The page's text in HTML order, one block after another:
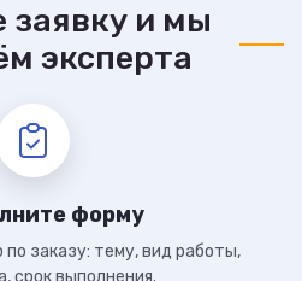
заявку и мы
эксперта
форму
заказу: тему, вид работы,
срок выполнения.